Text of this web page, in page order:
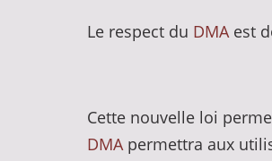
Le respect du DMA est
Cette nouvelle loi
DMA permettra aux